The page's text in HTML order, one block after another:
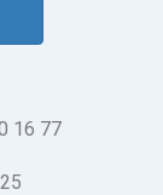
16 77